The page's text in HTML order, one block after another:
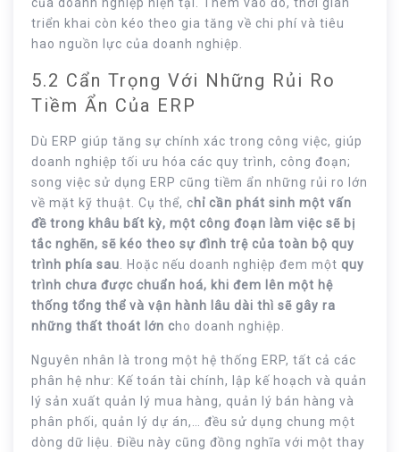
của doanh nghiệp hiện tại. Thêm vào đó, thời gian
triển khai còn kéo theo gia tăng về chi phí và tiêu
hao nguồn lực của doanh nghiệp.
5.2 Cẩn Trọng Với Những Rủi Ro
Tiềm Ẩn Của ERP
Dù ERP giúp tăng sự chính xác trong công việc, giúp
doanh nghiệp tối ưu hóa các quy trình, công đoạn;
song việc sử dụng ERP cũng tiềm ẩn những rủi ro lớn
về mặt kỹ thuật. Cụ thể, chỉ cần phát sinh một vấn
đề trong khâu bất kỳ, một công đoạn làm việc sẽ bị
tắc nghẽn, sẽ kéo theo sự đình trệ của toàn bộ quy
trình phía sau. Hoặc nếu doanh nghiệp đem một quy
trình chưa được chuẩn hoá, khi đem lên một hệ
thống tổng thể và vận hành lâu dài thì sẽ gây ra
những thất thoát lớn cho doanh nghiệp.
Nguyên nhân là trong một hệ thống ERP, tất cả các
phân hệ như: Kế toán tài chính, lập kế hoạch và quản
lý sản xuất quản lý mua hàng, quản lý bán hàng và
phân phối, quản lý dự án,… đều sử dụng chung một
dòng dữ liệu. Điều này cũng đồng nghĩa với một thay